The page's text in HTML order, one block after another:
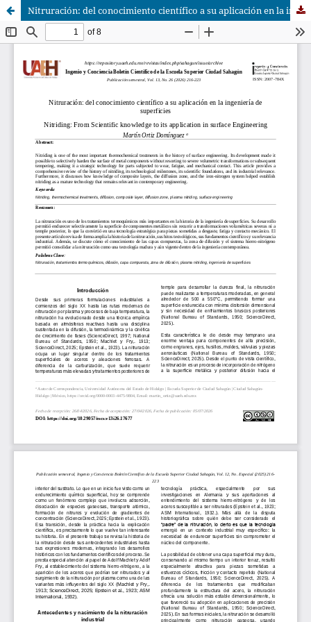
Nitruración: del conocimiento científico a su aplicación en la ingeniería de superficies